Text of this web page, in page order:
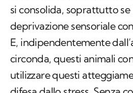
si consolida, soprattutto
deprivazione sensoriale
E, indipendentemente
circonda, questi animali
utilizzare questi